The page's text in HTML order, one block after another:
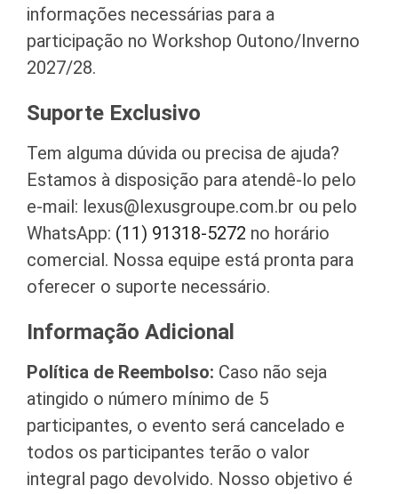
informações necessárias para a
participação no Workshop Outono/Inverno
2027/28.
Suporte Exclusivo
Tem alguma dúvida ou precisa de ajuda?
Estamos à disposição para atendê-lo pelo
e-mail: lexus@lexusgroupe.com.br ou pelo
WhatsApp: (11) 91318-5272 no horário
comercial. Nossa equipe está pronta para
oferecer o suporte necessário.
Informação Adicional
Política de Reembolso: Caso não seja
atingido o número mínimo de 5
participantes, o evento será cancelado e
todos os participantes terão o valor
integral pago devolvido. Nosso objetivo é